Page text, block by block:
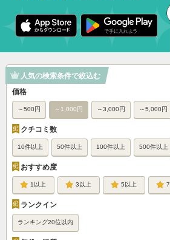
人気の検索条件で絞込む
価格
～500円 ～1,000円 ～3,000円 ～5,000円
クチコミ数
10件以上 50件以上 100件以上 500件以上
おすすめ度
1 3 5 7
ランクイン
ランキング20位以内